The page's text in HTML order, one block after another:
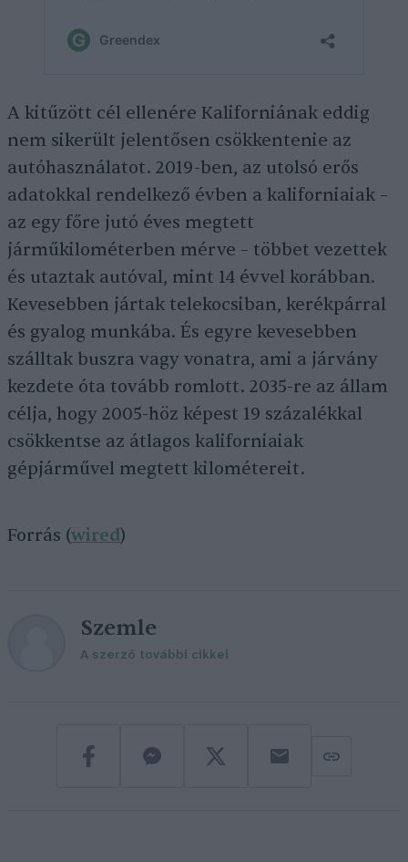
A kitűzött cél ellenére Kaliforniának eddig
nem sikerült jelentősen csökkentenie az
autóhasználatot. 2019-ben, az utolsó erős
adatokkal rendelkező évben a kaliforniaiak –
az egy főre jutó éves megtett
járműkilométerben mérve – többet vezettek
és utaztak autóval, mint 14 évvel korábban.
Kevesebben jártak telekocsiban, kerékpárral
és gyalog munkába. És egyre kevesebben
szálltak buszra vagy vonatra, ami a járvány
kezdete óta tovább romlott. 2035-re az állam
célja, hogy 2005-höz képest 19 százalékkal
csökkentse az átlagos kaliforniaiak
gépjárművel megtett kilométereit.
Forrás (wired)
Szemle
A szerző további cikkei